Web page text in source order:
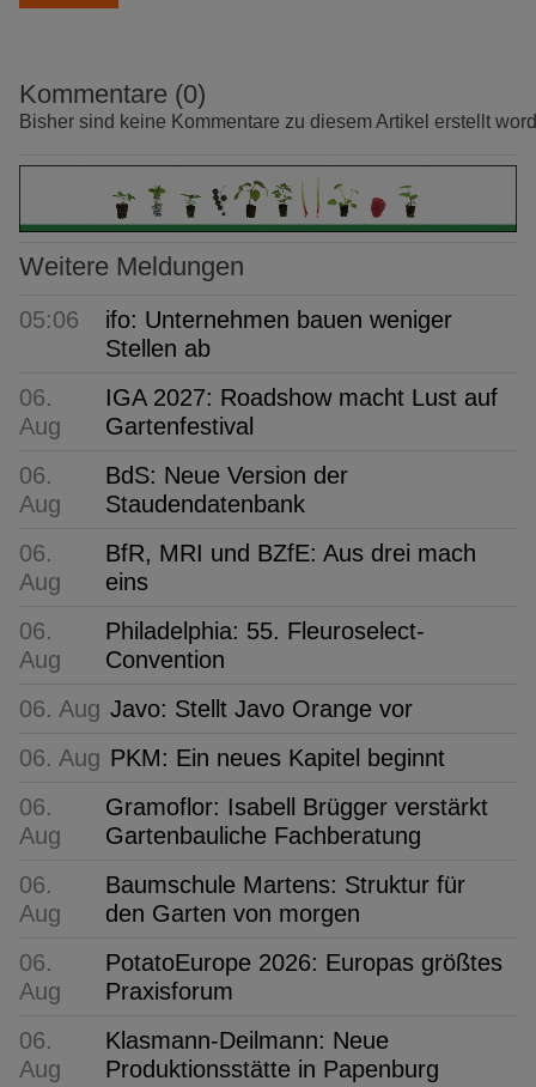
Kommentare (0)
Bisher sind keine Kommentare zu diesem Artikel erstellt
Weitere Meldungen
05:06
ifo: Unternehmen bauen weniger
Stellen ab
06.
Aug
IGA 2027: Roadshow macht Lust auf
Gartenfestival
06.
Aug
BdS: Neue Version der
Staudendatenbank
06.
Aug
BfR, MRI und BZfE: Aus drei mach
eins
06.
Aug
Philadelphia: 55. Fleuroselect-
Convention
06. Aug Javo: Stellt Javo Orange vor
06. Aug PKM: Ein neues Kapitel beginnt
06.
Aug
Gramoflor: Isabell Brügger verstärkt
Gartenbauliche Fachberatung
06.
Aug
Baumschule Martens: Struktur für
den Garten von morgen
06.
Aug
PotatoEurope 2026: Europas größtes
Praxisforum
06.
Aug
Klasmann-Deilmann: Neue
Produktionsstätte in Papenburg